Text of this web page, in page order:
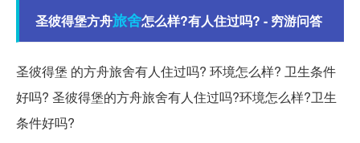
圣彼得堡方舟旅舍怎么样?有人住过吗? - 穷游问答
圣彼得堡 的方舟旅舍有人住过吗? 环境怎么样? 卫生条件
好吗? 圣彼得堡的方舟旅舍有人住过吗?环境怎么样?卫生
条件好吗?